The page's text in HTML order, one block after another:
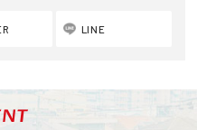
LINE